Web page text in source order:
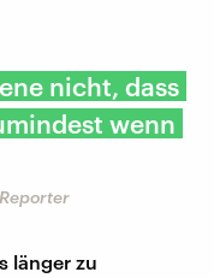
nicht, dass
wenn
länger zu